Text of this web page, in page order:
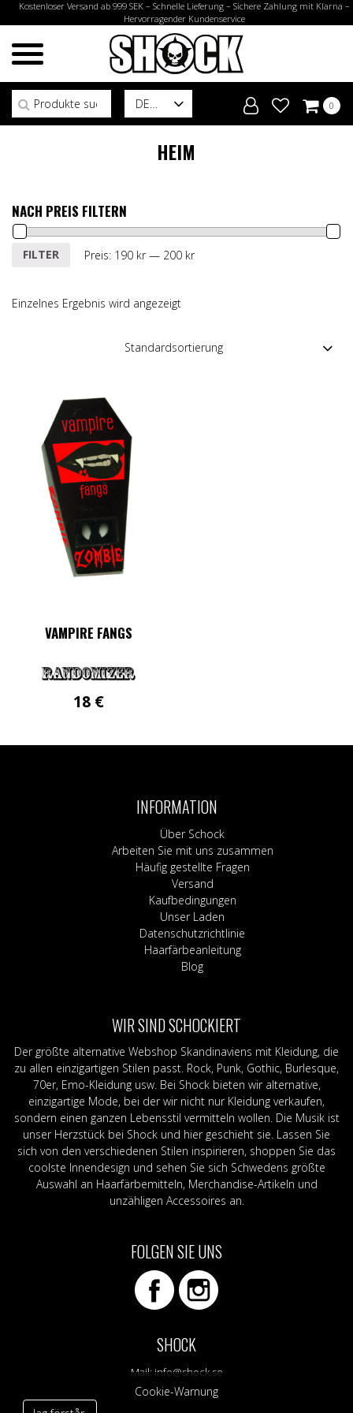
Kostenloser Versand ab 999 SEK – Schnelle Lieferung – Sichere Zahlung mit Klarna –
Hervorragender Kundenservice
DE
Suchen nach:
0
HEIM
NACH PREIS FILTERN
Min.
Max.
FILTER Preis: 190 kr— 200 kr
Einzelnes Ergebnis wird angezeigt
VAMPIRE FANGS
18 €
INFORMATION
Über Schock
Arbeiten Sie mit uns zusammen
Häufig gestellte Fragen
Versand
Kaufbedingungen
Unser Laden
Datenschutzrichtlinie
Haarfärbeanleitung
Blog
WIR SIND SCHOCKIERT
Der größte alternative Webshop Skandinaviens mit Kleidung, die
zu allen einzigartigen Stilen passt. Rock, Punk, Gothic, Burlesque,
70er, Emo-Kleidung usw. Bei Shock bieten wir alternative,
einzigartige Mode, bei der wir nicht nur Kleidung verkaufen,
sondern einen ganzen Lebensstil vermitteln wollen. Die Musik ist
unser Herzstück bei Shock und hier geschieht sie. Lassen Sie
sich von den verschiedenen Stilen inspirieren, shoppen Sie das
coolste Innendesign und sehen Sie sich Schwedens größte
Auswahl an Haarfärbemitteln, Merchandise-Artikeln und
unzähligen Accessoires an.
FOLGEN SIE UNS
SHOCK
Mail: info@shock.se
Cookie-Warnung